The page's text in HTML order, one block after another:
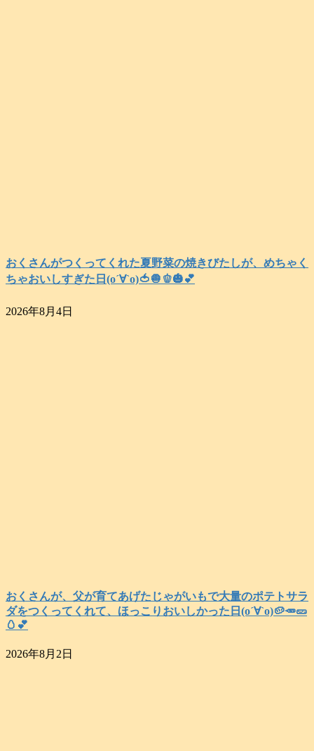
おくさんがつくってくれた夏野菜の焼きびたしが、めちゃく
ちゃおいしすぎた日(о´∀`о)🍅🧅🫑🎃💕
2026年8月4日
おくさんが、父が育てあげたじゃがいもで大量のポテトサラ
ダをつくってくれて、ほっこりおいしかった日(о´∀`о)🥔🥕🥒
🥚💕
2026年8月2日